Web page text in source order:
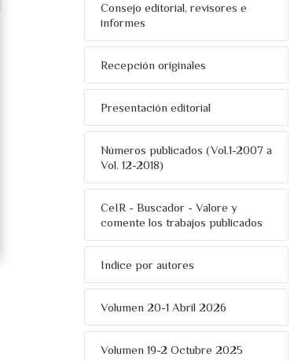
Consejo editorial, revisores e
informes
Recepción originales
Presentación editorial
Números publicados (Vol.1-2007 a
Vol. 12-2018)
CeIR - Buscador - Valore y
comente los trabajos publicados
Indice por autores
Volumen 20-1 Abril 2026
Volumen 19-2 Octubre 2025